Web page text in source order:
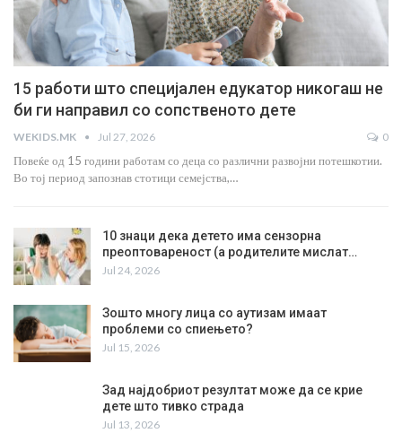
15 работи што специјален едукатор никогаш не
би ги направил со сопственото дете
WEKIDS.MK Jul 27, 2026 0
Повеќе од 15 години работам со деца со различни развојни потешкотии.
Во тој период запознав стотици семејства,…
10 знаци дека детето има сензорна
преоптовареност (а родителите мислат…
Jul 24, 2026
Зошто многу лица со аутизам имаат
проблеми со спиењето?
Jul 15, 2026
Зад најдобриот резултат може да се крие
дете што тивко страда
Jul 13, 2026